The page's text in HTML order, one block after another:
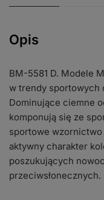
Opis
BM-5581 D. Modele
w trendy sportowych
Dominujące ciemne
komponują się ze
sportowe
aktywny charakter
poszukujących
przeciwsłonecznych.